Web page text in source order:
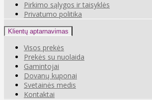
Pirkimo sąlygos ir taisyklės
Privatumo politika
Klientų aptarnavimas
Visos prekės
Prekės su nuolaida
Gamintojai
Dovanų kuponai
Svetainės medis
Kontaktai